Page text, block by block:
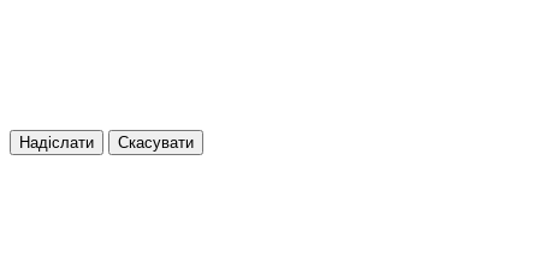
Надіслати Скасувати